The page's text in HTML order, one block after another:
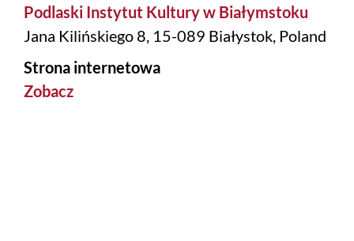
Podlaski Instytut Kultury w Białymstoku
Jana Kilińskiego 8, 15-089 Białystok, Poland
Strona internetowa
Zobacz